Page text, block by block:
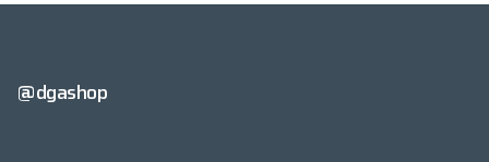
@dgashop